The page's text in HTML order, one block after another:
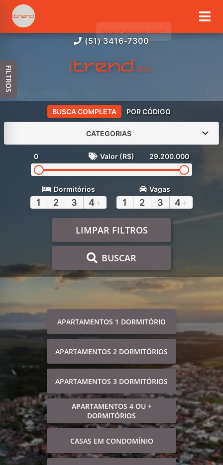
(51) 3416-7300
BUSCA COMPLETA POR CÓDIGO
CATEGORIAS
0 Valor (R$) 29.200.000
Dormitórios
1 2 3 4 +
Vagas
1 2 3 4 +
LIMPAR FILTROS
BUSCAR
APARTAMENTOS 1 DORMITÓRIO
APARTAMENTOS 2 DORMITÓRIOS
APARTAMENTOS 3 DORMITÓRIOS
APARTAMENTOS 4 OU +
DORMITÓRIOS
CASAS EM CONDOMÍNIO
FILTROS